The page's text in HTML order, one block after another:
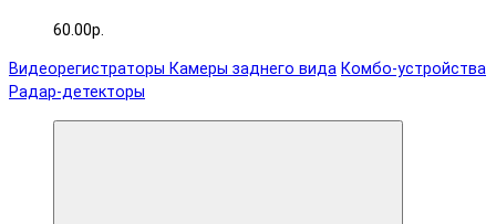
60.00р.
Видеорегистраторы Камеры заднего вида Комбо-устройства
Радар-детекторы